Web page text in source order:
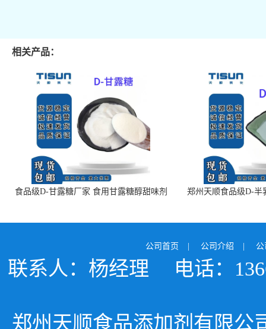
相关产品：
食品级D-甘露糖厂家 食用甘露糖醇甜味剂
郑州天顺食品级D-半
公司首页 | 公司介绍 |
联系人：杨经理 电话：
郑州天顺食品添加剂有限公